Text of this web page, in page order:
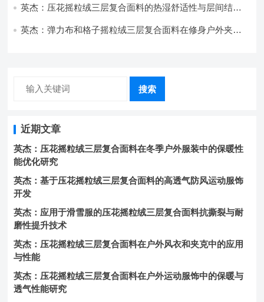
英杰：压花摇粒绒三层复合面料的热湿舒适性与层间结合
英杰：弹力布和格子摇粒绒三层复合面料在修身户外夹克
搜索
近期文章
英杰：压花摇粒绒三层复合面料在冬季户外服装中的保暖性
能优化研究
英杰：基于压花摇粒绒三层复合面料的高透气防风运动服饰
开发
英杰：应用于滑雪服的压花摇粒绒三层复合面料抗撕裂与耐
磨性提升技术
英杰：压花摇粒绒三层复合面料在户外风衣和夹克中的应用
与性能
英杰：压花摇粒绒三层复合面料在户外运动服饰中的保暖与
透气性能研究